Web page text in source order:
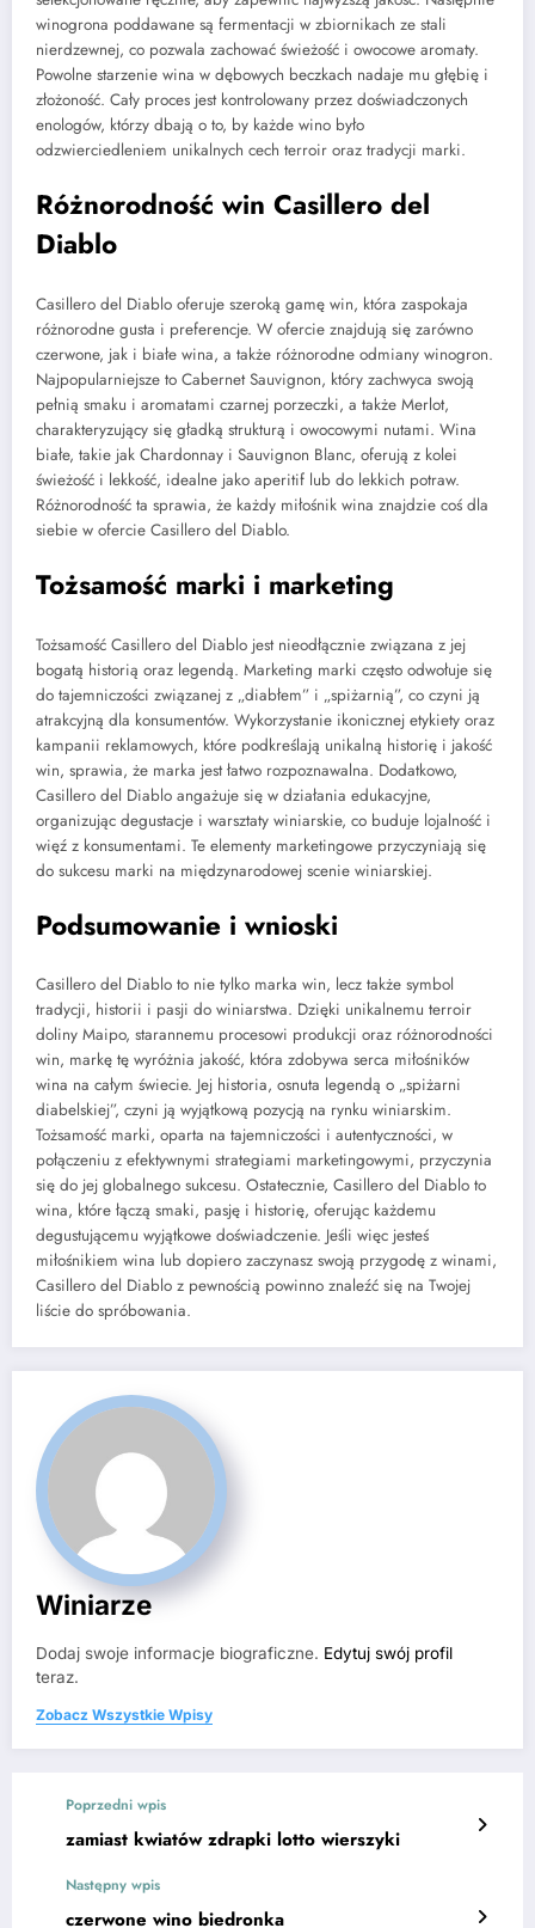
winogrona poddawane są fermentacji w zbiornikach ze stali
nierdzewnej, co pozwala zachować świeżość i owocowe aromaty.
Powolne starzenie wina w dębowych beczkach nadaje mu głębię i
złożoność. Cały proces jest kontrolowany przez doświadczonych
enologów, którzy dbają o to, by każde wino było
odzwierciedleniem unikalnych cech terroir oraz tradycji marki.
Różnorodność win Casillero del
Diablo
Casillero del Diablo oferuje szeroką gamę win, która zaspokaja
różnorodne gusta i preferencje. W ofercie znajdują się zarówno
czerwone, jak i białe wina, a także różnorodne odmiany winogron.
Najpopularniejsze to Cabernet Sauvignon, który zachwyca swoją
pełnią smaku i aromatami czarnej porzeczki, a także Merlot,
charakteryzujący się gładką strukturą i owocowymi nutami. Wina
białe, takie jak Chardonnay i Sauvignon Blanc, oferują z kolei
świeżość i lekkość, idealne jako aperitif lub do lekkich potraw.
Różnorodność ta sprawia, że każdy miłośnik wina znajdzie coś dla
siebie w ofercie Casillero del Diablo.
Tożsamość marki i marketing
Tożsamość Casillero del Diablo jest nieodłącznie związana z jej
bogatą historią oraz legendą. Marketing marki często odwołuje się
do tajemniczości związanej z „diabłem” i „spiżarnią”, co czyni ją
atrakcyjną dla konsumentów. Wykorzystanie ikonicznej etykiety oraz
kampanii reklamowych, które podkreślają unikalną historię i jakość
win, sprawia, że marka jest łatwo rozpoznawalna. Dodatkowo,
Casillero del Diablo angażuje się w działania edukacyjne,
organizując degustacje i warsztaty winiarskie, co buduje lojalność i
więź z konsumentami. Te elementy marketingowe przyczyniają się
do sukcesu marki na międzynarodowej scenie winiarskiej.
Podsumowanie i wnioski
Casillero del Diablo to nie tylko marka win, lecz także symbol
tradycji, historii i pasji do winiarstwa. Dzięki unikalnemu terroir
doliny Maipo, starannemu procesowi produkcji oraz różnorodności
win, markę tę wyróżnia jakość, która zdobywa serca miłośników
wina na całym świecie. Jej historia, osnuta legendą o „spiżarni
diabelskiej”, czyni ją wyjątkową pozycją na rynku winiarskim.
Tożsamość marki, oparta na tajemniczości i autentyczności, w
połączeniu z efektywnymi strategiami marketingowymi, przyczynia
się do jej globalnego sukcesu. Ostatecznie, Casillero del Diablo to
wina, które łączą smaki, pasję i historię, oferując każdemu
degustującemu wyjątkowe doświadczenie. Jeśli więc jesteś
miłośnikiem wina lub dopiero zaczynasz swoją przygodę z winami,
Casillero del Diablo z pewnością powinno znaleźć się na Twojej
liście do spróbowania.
Winiarze
Dodaj swoje informacje biograficzne. Edytuj swój profil
teraz.
Zobacz Wszystkie Wpisy
Poprzedni wpis
zamiast kwiatów zdrapki lotto wierszyki
Następny wpis
czerwone wino biedronka